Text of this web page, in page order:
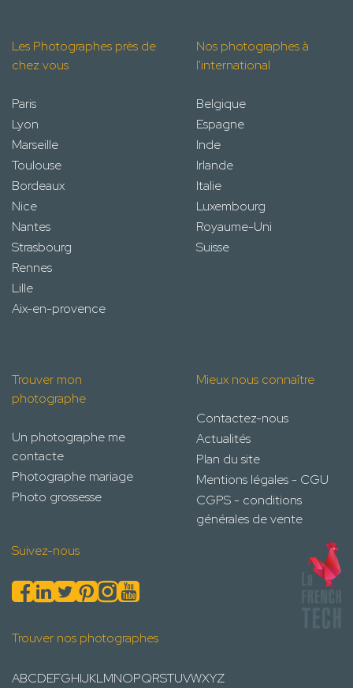
Les Photographes près de
chez vous
Paris
Lyon
Marseille
Toulouse
Bordeaux
Nice
Nantes
Strasbourg
Rennes
Lille
Aix-en-provence
Nos photographes à
l'international
Belgique
Espagne
Inde
Irlande
Italie
Luxembourg
Royaume-Uni
Suisse
Trouver mon
photographe
Un photographe me
contacte
Photographe mariage
Photo grossesse
Mieux nous connaître
Contactez-nous
Actualités
Plan du site
Mentions légales - CGU
CGPS - conditions
générales de vente
Suivez-nous
Trouver nos photographes
ABCDEFGHIJKLMNOPQRSTUVWXYZ